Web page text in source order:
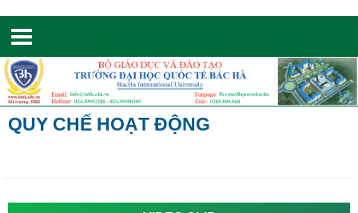
Toggle
navigation
QUY CHẾ HOẠT ĐỘNG